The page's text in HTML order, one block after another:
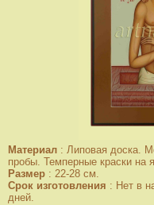
Материал : Липовая доска.
пробы. Темперные краски на
Размер : 22-28 см.
Срок изготовления : Нет в
дней.